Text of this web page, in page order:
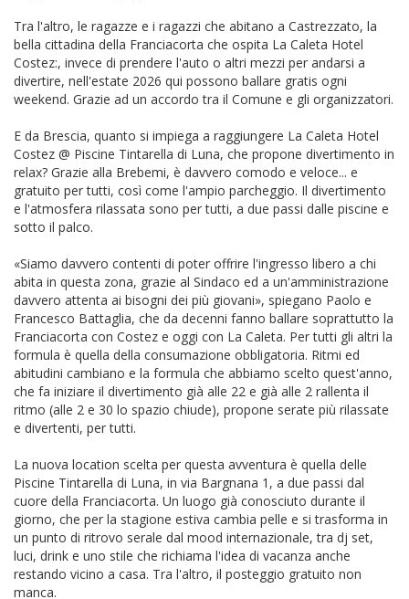
Tra l'altro, le ragazze e i ragazzi che abitano a Castrezzato, la
bella cittadina della Franciacorta che ospita La Caleta Hotel
Costez:, invece di prendere l'auto o altri mezzi per andarsi a
divertire, nell'estate 2026 qui possono ballare gratis ogni
weekend. Grazie ad un accordo tra il Comune e gli organizzatori.
E da Brescia, quanto si impiega a raggiungere La Caleta Hotel
Costez @ Piscine Tintarella di Luna, che propone divertimento in
relax? Grazie alla Brebemi, è davvero comodo e veloce... e
gratuito per tutti, così come l'ampio parcheggio. Il divertimento
e l'atmosfera rilassata sono per tutti, a due passi dalle piscine e
sotto il palco.
«Siamo davvero contenti di poter offrire l'ingresso libero a chi
abita in questa zona, grazie al Sindaco ed a un'amministrazione
davvero attenta ai bisogni dei più giovani», spiegano Paolo e
Francesco Battaglia, che da decenni fanno ballare soprattutto la
Franciacorta con Costez e oggi con La Caleta. Per tutti gli altri la
formula è quella della consumazione obbligatoria. Ritmi ed
abitudini cambiano e la formula che abbiamo scelto quest'anno,
che fa iniziare il divertimento già alle 22 e già alle 2 rallenta il
ritmo (alle 2 e 30 lo spazio chiude), propone serate più rilassate
e divertenti, per tutti.
La nuova location scelta per questa avventura è quella delle
Piscine Tintarella di Luna, in via Bargnana 1, a due passi dal
cuore della Franciacorta. Un luogo già conosciuto durante il
giorno, che per la stagione estiva cambia pelle e si trasforma in
un punto di ritrovo serale dal mood internazionale, tra dj set,
luci, drink e uno stile che richiama l'idea di vacanza anche
restando vicino a casa. Tra l'altro, il posteggio gratuito non
manca.